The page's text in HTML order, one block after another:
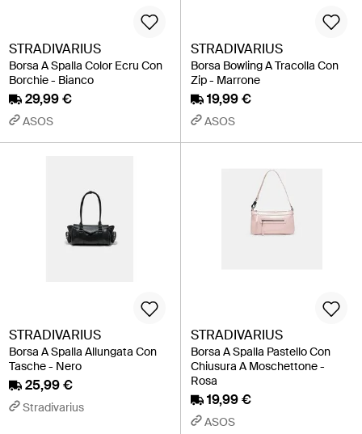
STRADIVARIUS
Borsa A Spalla Color Ecru Con
Borchie - Bianco
29,99 €
ASOS
STRADIVARIUS
Borsa Bowling A Tracolla Con
Zip - Marrone
19,99 €
ASOS
STRADIVARIUS
Borsa A Spalla Allungata Con
Tasche - Nero
25,99 €
Stradivarius
STRADIVARIUS
Borsa A Spalla Pastello Con
Chiusura A Moschettone -
Rosa
19,99 €
ASOS